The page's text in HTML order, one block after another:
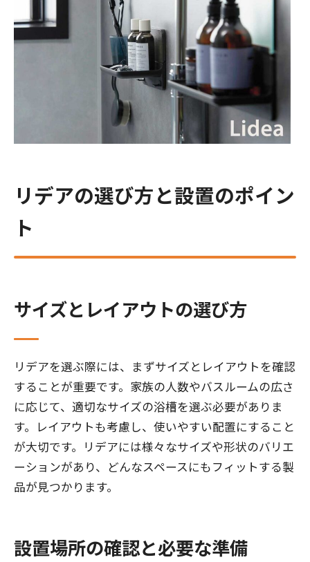
リデアの選び方と設置のポイン
ト
サイズとレイアウトの選び方
リデアを選ぶ際には、まずサイズとレイアウトを確認
することが重要です。家族の人数やバスルームの広さ
に応じて、適切なサイズの浴槽を選ぶ必要がありま
す。レイアウトも考慮し、使いやすい配置にすること
が大切です。リデアには様々なサイズや形状のバリエ
ーションがあり、どんなスペースにもフィットする製
品が見つかります。
設置場所の確認と必要な準備